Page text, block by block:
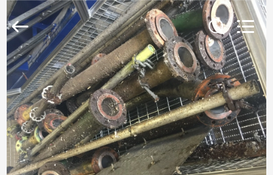
CASA
PRODOTTI
MOSTRA
VR
Sonic
Technology
limited.
Rights
Reserved.